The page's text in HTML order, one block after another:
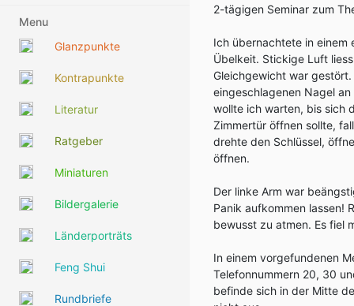
Menu
Glanzpunkte
Kontrapunkte
Literatur
Ratgeber
Miniaturen
Bildergalerie
Länderporträts
Feng Shui
Rundbriefe
2-tägigen Seminar zum
Ich übernachtete in einem
Übelkeit. Stickige Luft
Gleichgewicht war
eingeschlagenen Nagel
wollte ich warten, bis sich
Zimmertür öffnen sollte,
drehte den Schlüssel,
öffnen.
Der linke Arm war
Panik aufkommen lassen!
bewusst zu atmen. Es fiel
In einem vorgefundenen
Telefonnummern 20, 30
befinde sich in der Mitte